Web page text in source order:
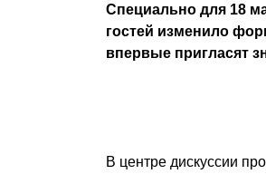
Специально для 18
гостей изменило
впервые пригласят
В центре дискуссии